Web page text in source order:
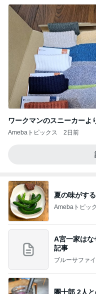
ワークマンのスニーカーよ
Amebaトピックス 2日前
夏の味がす
Amebaトピッ
A宮一家はな
記事
ブルーサファ
團十郎 2人